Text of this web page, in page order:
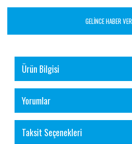
GELİNCE HABER VER
Ürün Bilgisi
Yorumlar
Taksit Seçenekleri